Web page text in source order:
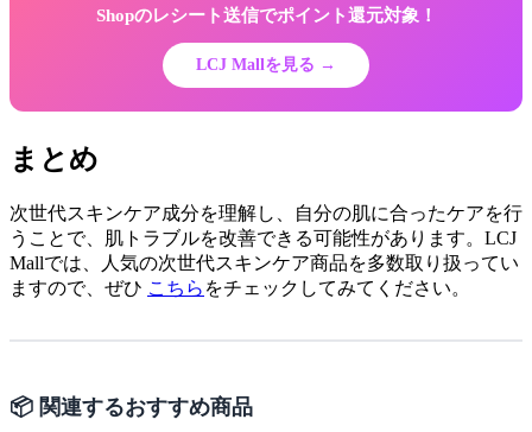
Shopのレシート送信でポイント還元対象！
LCJ Mallを見る →
まとめ
次世代スキンケア成分を理解し、自分の肌に合ったケアを行
うことで、肌トラブルを改善できる可能性があります。LCJ
Mallでは、人気の次世代スキンケア商品を多数取り扱ってい
ますので、ぜひ こちら をチェックしてみてください。
📦 関連するおすすめ商品